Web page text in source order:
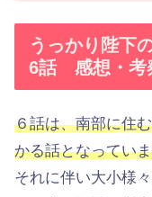
うっかり陛下
6話 感想・考
６話は、南部に住
かる話となってい
それに伴い大小様